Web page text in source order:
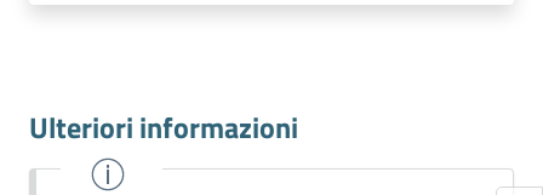
Ulteriori informazioni